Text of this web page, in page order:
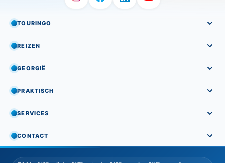
TOURINGO
REIZEN
GEORGIË
PRAKTISCH
SERVICES
CONTACT